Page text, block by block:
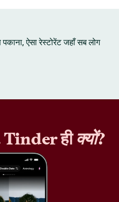
ऐसा रेस्टोरेंट जहाँ सब लोग
Tinder हीक्यों?